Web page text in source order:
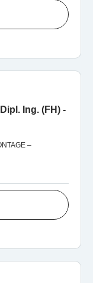
Ing. (FH) -
–